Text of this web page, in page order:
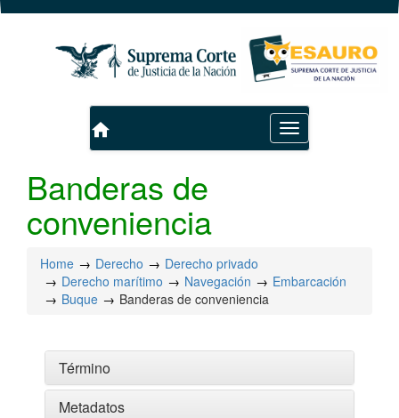
Toggle
navigation
home
Banderas de
conveniencia
Home Derecho
Derecho privado
Derecho marítimo
Navegación
Embarcación
Buque
Banderas de conveniencia
Término
Metadatos